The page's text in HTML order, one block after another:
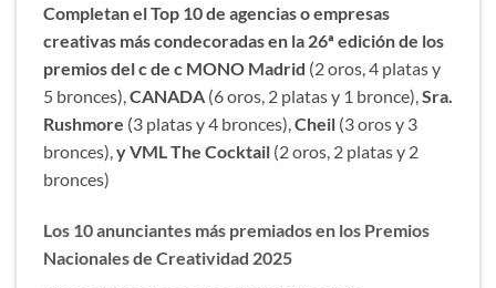
Completan el Top 10 de agencias o empresas
creativas más condecoradas en la 26ª edición de los
premios del c de c MONO Madrid (2 oros, 4 platas y
5 bronces),CANADA (6 oros, 2 platas y 1 bronce),Sra.
Rushmore (3 platas y 4 bronces),Cheil (3 oros y 3
bronces),y VML The Cocktail (2 oros, 2 platas y 2
bronces)
Los 10 anunciantes más premiados en los Premios
Nacionales de Creatividad 2025